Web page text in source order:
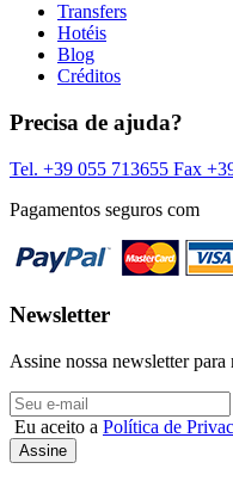
Transfers
Hotéis
Blog
Créditos
Precisa de ajuda?
Tel. +39 055 713655 Fax
Pagamentos seguros com
Newsletter
Assine nossa newsletter
Eu aceito a Política de